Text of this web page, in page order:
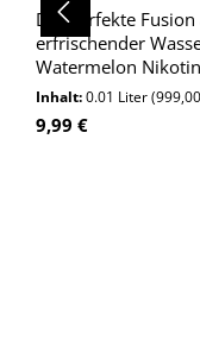
Die perfekte
erfrischender
Watermelon
Wolkengarage!
Inhalt:0.01 Liter
Regulärer Preis:
9,99 €